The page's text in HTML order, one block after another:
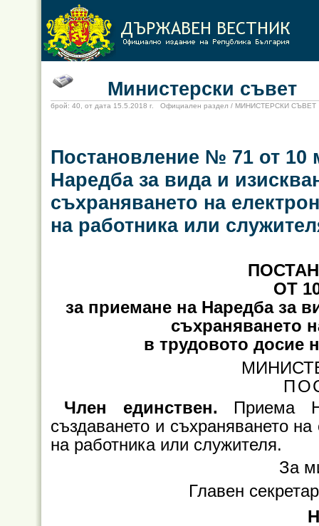
Министерски съвет
брой: 40, от дата 15.5.2018 г. Официален раздел / МИНИСТЕРСКИ СЪВЕТ
Постановление № 71 от 10
Наредба за вида и
съхраняването на
на работника или
ОТ
за приемане на Наредба за
съхраняването
в трудовото досие
Член единствен. Приема
създаването и съхраняването
на работника или служителя.
За
Главен